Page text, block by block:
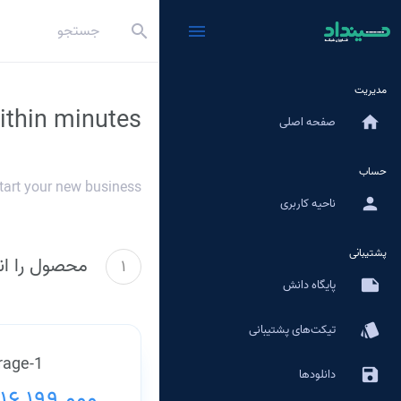
menu
search
مدیریت
home صفحه اصلی
حساب
person ناحیه کاربری
پشتیبانی
note پایگاه دانش
style تیکت‌های پشتیبانی
save دانلودها
minutes
your new business.
1 محصول را
1